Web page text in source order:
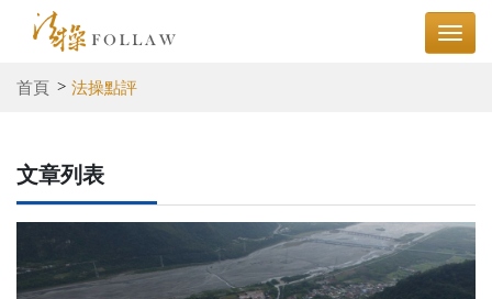
首頁 法操點評
文章列表